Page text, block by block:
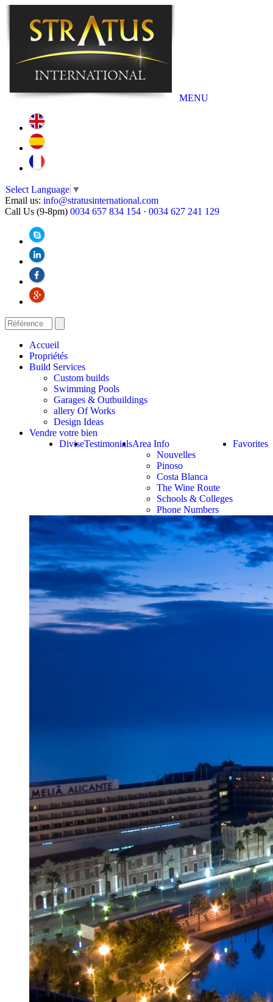
MENU
Select Language ▼
Email us: info@stratusinternational.com
Call Us (9-8pm) 0034 657 834 154 · 0034 627 241 129
Accueil
Propriétés
Build Services
Custom builds
Swimming Pools
Garages & Outbuildings
allery Of Works
Design Ideas
Vendre votre bien
Favorites
Area Info
Nouvelles
Pinoso
Costa Blanca
The Wine Route
Schools & Colleges
Phone Numbers
Testimonials
Divise